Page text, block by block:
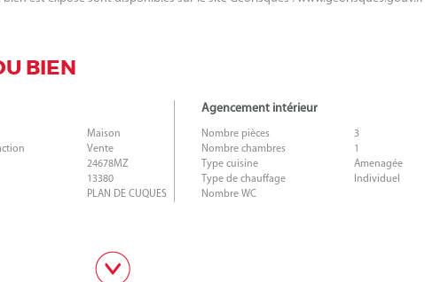
BIEN
Maison
Vente
24678MZ
13380
PLAN DE CUQUES
Agencement intérieur
Nombre pièces
3
Nombre chambres
1
Type cuisine
Amenagée
Type de chauffage
Individuel
Nombre WC